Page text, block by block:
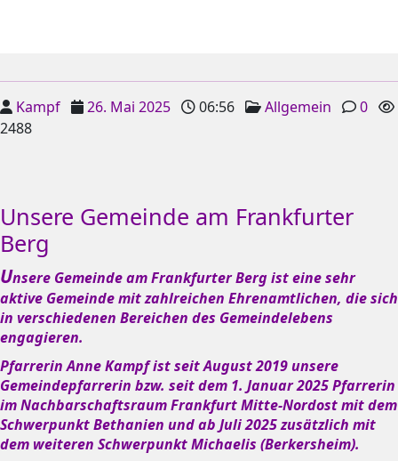
Kampf 26. Mai 2025 06:56 Allgemein
0
2488
Unsere Gemeinde am Frankfurter
Berg
Unsere Gemeinde am Frankfurter Berg ist eine sehr
aktive Gemeinde mit zahlreichen Ehrenamtlichen, die sich
in verschiedenen Bereichen des Gemeindelebens
engagieren.
Pfarrerin Anne Kampf ist seit August 2019 unsere
Gemeindepfarrerin bzw. seit dem 1. Januar 2025 Pfarrerin
im Nachbarschaftsraum Frankfurt Mitte-Nordost mit dem
Schwerpunkt Bethanien und ab Juli 2025 zusätzlich mit
dem weiteren Schwerpunkt Michaelis (Berkersheim).